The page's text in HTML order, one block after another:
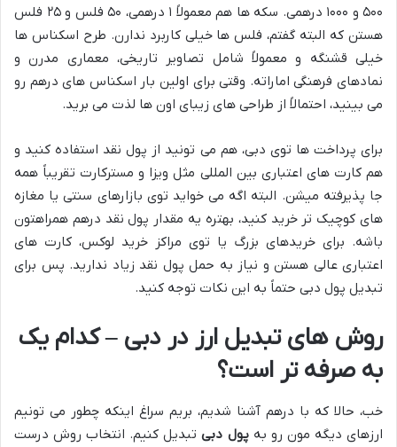
۵۰۰ و ۱۰۰۰ درهمی. سکه ها هم معمولاً ۱ درهمی، ۵۰ فلس و ۲۵ فلس
هستن که البته گفتم، فلس ها خیلی کاربرد ندارن. طرح اسکناس ها
خیلی قشنگه و معمولاً شامل تصاویر تاریخی، معماری مدرن و
نمادهای فرهنگی اماراته. وقتی برای اولین بار اسکناس های درهم رو
می بینید، احتمالاً از طراحی های زیبای اون ها لذت می برید.
برای پرداخت ها توی دبی، هم می تونید از پول نقد استفاده کنید و
هم کارت های اعتباری بین المللی مثل ویزا و مسترکارت تقریباً همه
جا پذیرفته میشن. البته اگه می خواید توی بازارهای سنتی یا مغازه
های کوچیک تر خرید کنید، بهتره یه مقدار پول نقد درهم همراهتون
باشه. برای خریدهای بزرگ یا توی مراکز خرید لوکس، کارت های
اعتباری عالی هستن و نیاز به حمل پول نقد زیاد ندارید. پس برای
تبدیل پول دبی حتماً به این نکات توجه کنید.
روش های تبدیل ارز در دبی – کدام یک
به صرفه تر است؟
خب، حالا که با درهم آشنا شدیم، بریم سراغ اینکه چطور می تونیم
ارزهای دیگه مون رو بهپول دبیتبدیل کنیم. انتخاب روش درست